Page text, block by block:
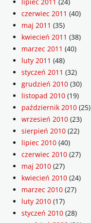
czerwiec 2011 (40)
maj 2011 (35)
kwiecień 2011 (38)
marzec 2011 (40)
luty 2011 (48)
styczeń 2011 (32)
grudzień 2010 (30)
listopad 2010 (19)
październik 2010 (25)
wrzesień 2010 (23)
sierpień 2010 (22)
lipiec 2010 (40)
czerwiec 2010 (27)
maj 2010 (27)
kwiecień 2010 (24)
marzec 2010 (27)
luty 2010 (17)
styczeń 2010 (28)